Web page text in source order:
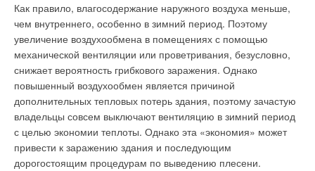
Как правило, влагосодержание наружного воздуха меньше,
чем внутреннего, особенно в зимний период. Поэтому
увеличение воздухообмена в помещениях с помощью
механической вентиляции или проветривания, безусловно,
снижает вероятность грибкового заражения. Однако
повышенный воздухообмен является причиной
дополнительных тепловых потерь здания, поэтому зачастую
владельцы совсем выключают вентиляцию в зимний период
с целью экономии теплоты. Однако эта «экономия» может
привести к заражению здания и последующим
дорогостоящим процедурам по выведению плесени.